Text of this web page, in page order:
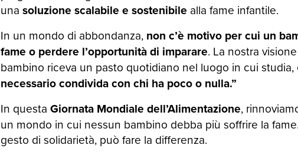
una soluzione scalabile e sostenibile alla fame infantile.
In un mondo di abbondanza, non c’è motivo per cui un
fame o perdere l’opportunità di imparare. La nostra
bambino riceva un pasto quotidiano nel luogo in cui studia,
necessario condivida con chi ha poco o nulla.”
In questa Giornata Mondiale dell’Alimentazione,
un mondo in cui nessun bambino debba più soffrire la
gesto di solidarietà, può fare la differenza.